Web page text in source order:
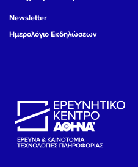
Newsletter
Ημερολόγιο Εκδηλώσεων